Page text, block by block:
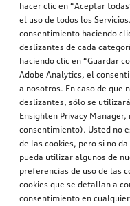
hacer clic en “Aceptar
el uso de todos los
consentimiento haciendo
deslizantes de cada
haciendo clic en “Guardar
Adobe Analytics, el
a nosotros. En caso de que
deslizantes, sólo se
Ensighten Privacy
consentimiento). Usted no
de las cookies, pero si no
pueda utilizar algunos de
preferencias de uso de las
cookies que se detallan a
consentimiento en